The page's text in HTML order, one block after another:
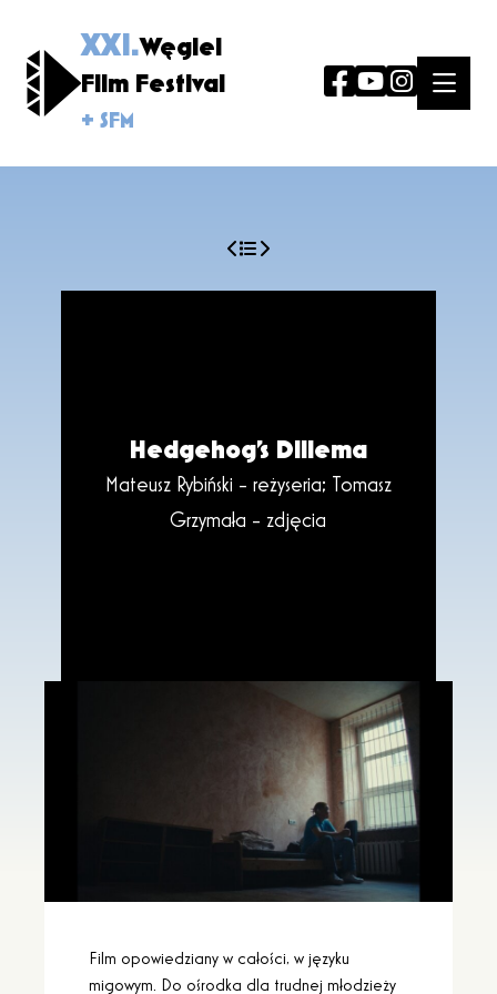
XXI.Węgiel
Film Festival
+ SFM
Hedgehog’s Dillema
Mateusz Rybiński - reżyseria; Tomasz
Grzymała - zdjęcia
Film opowiedziany w całości, w języku
migowym. Do ośrodka dla trudnej młodzieży